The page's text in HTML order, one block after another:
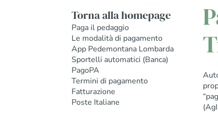
Torna alla homepage
Paga il pedaggio
Le modalità di pagamento
App Pedemontana Lombarda
Sportelli automatici (Banca)
PagoPA
Termini di pagamento
Fatturazione
Poste Italiane